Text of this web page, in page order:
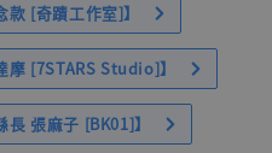
[奇蹟工作室]】
[7STARS Studio]】
張麻子 [BK01]】